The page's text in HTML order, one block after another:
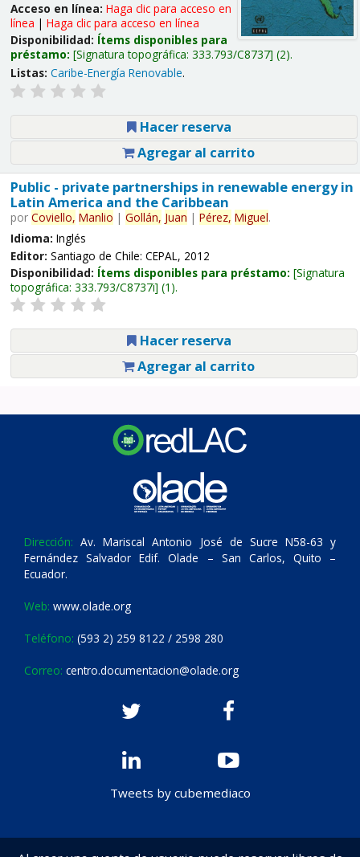
Acceso en línea: Haga clic para acceso en
línea | Haga clic para acceso en línea
Disponibilidad: Ítems disponibles para
préstamo: Signatura topográfica: 333.793/C8737 (2).
Listas: Caribe-Energía Renovable.
Hacer reserva
Agregar al carrito
Public - private partnerships in renewable energy in
Latin America and the Caribbean
por Coviello, Manlio | Gollán, Juan | Pérez, Miguel.
Idioma: Inglés
Editor: Santiago de Chile: CEPAL, 2012
Disponibilidad: Ítems disponibles para préstamo: Signatura
topográfica: 333.793/C8737i (1).
Hacer reserva
Agregar al carrito
Dirección: Av. Mariscal Antonio José de Sucre N58-63 y
Fernández Salvador Edif. Olade – San Carlos, Quito –
Ecuador.
Web: www.olade.org
Teléfono: (593 2) 259 8122 / 2598 280
Correo: centro.documentacion@olade.org
Tweets by cubemediaco